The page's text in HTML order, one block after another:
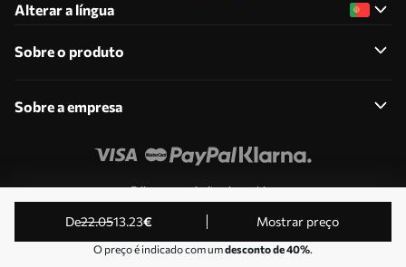
de22.0513.23€ Mostrar preço
O preço é indicado com umdesconto de 40%.
Alterar a língua
Sobre o produto
Sobre a empresa
Edite as permissões de cookies
© 2011-2026 Uwalls . Todos os direitos reservados.